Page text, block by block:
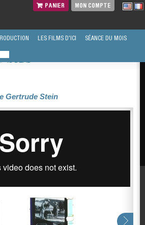
PANIER MON COMPTE
LES FILMS D'ICI SÉANCE DU MOIS
/ IS DEAD
Gertrude Stein